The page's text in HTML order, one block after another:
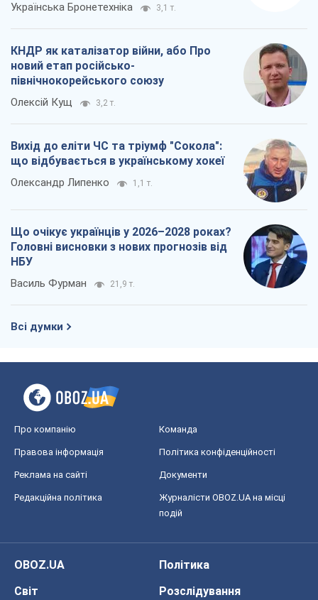
Українська Бронетехніка 3,1 т.
КНДР як каталізатор війни, або Про
новий етап російсько-
північнокорейського союзу
Олексій Кущ 3,2 т.
Вихід до еліти ЧС та тріумф "Сокола":
що відбувається в українському хокеї
Олександр Липенко 1,1 т.
Що очікує українців у 2026–2028 роках?
Головні висновки з нових прогнозів від
НБУ
Василь Фурман 21,9 т.
Всі думки
Про компанію Команда
Правова інформація Політика конфіденційності
Реклама на сайті Документи
Редакційна політика
Журналісти OBOZ.UA на місці
подій
OBOZ.UA
Політика
Світ
Розслідування